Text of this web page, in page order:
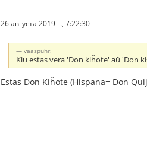
26 августа 2019 г., 7:22:30
vaaspuhr:
Kiu estas vera 'Don kiĥote' aŭ 'Don
Estas Don Kiĥote (Hispana= Don